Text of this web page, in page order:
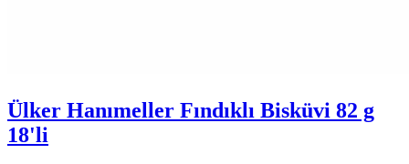
Ülker Hanımeller Fındıklı Bisküvi 82 g
18'li